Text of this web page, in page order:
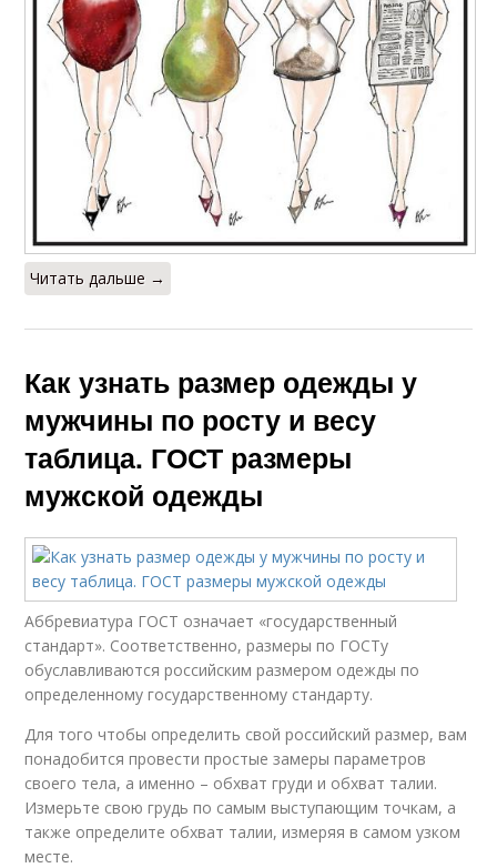
Читать дальше →
Как узнать размер одежды у
мужчины по росту и весу
таблица. ГОСТ размеры
мужской одежды
Аббревиатура ГОСТ означает «государственный
стандарт». Соответственно, размеры по ГОСТу
обуславливаются российским размером одежды по
определенному государственному стандарту.
Для того чтобы определить свой российский размер, вам
понадобится провести простые замеры параметров
своего тела, а именно – обхват груди и обхват талии.
Измерьте свою грудь по самым выступающим точкам, а
также определите обхват талии, измеряя в самом узком
месте.